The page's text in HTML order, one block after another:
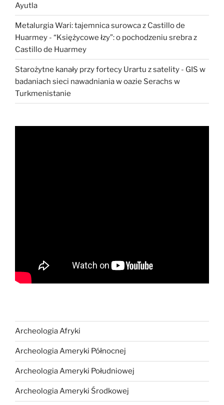
Ayutla
Metalurgia Wari: tajemnica surowca z Castillo de
Huarmey - “Księżycowe łzy”: o pochodzeniu srebra z
Castillo de Huarmey
Starożytne kanały przy fortecy Urartu z satelity - GIS w
badaniach sieci nawadniania w oazie Serachs w
Turkmenistanie
Archeologia Afryki
Archeologia Ameryki Północnej
Archeologia Ameryki Południowej
Archeologia Ameryki Środkowej